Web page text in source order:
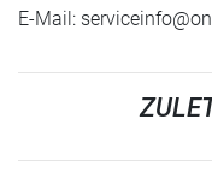
E-Mail: